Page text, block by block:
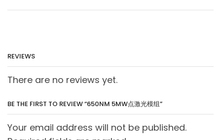
REVIEWS
There are no reviews yet.
BE THE FIRST TO REVIEW “650NM 5MW点激光模组”
Your email address will not be published.